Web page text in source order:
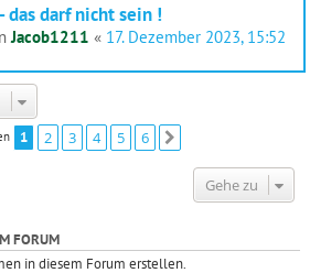
das darf nicht sein !
Jacob1211 « 17. Dezember 2023, 15:52
1 2 3 4 5 6
Gehe zu
FORUM
in diesem Forum erstellen.